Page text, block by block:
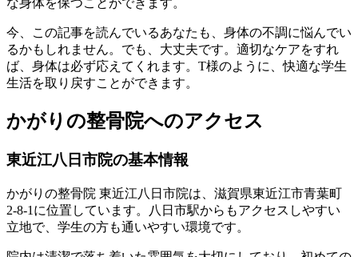
な身体を保つことができます。
今、この記事を読んでいるあなたも、身体の不調に悩んでい
るかもしれません。でも、大丈夫です。適切なケアをすれ
ば、身体は必ず応えてくれます。T様のように、快適な学生
生活を取り戻すことができます。
かがりの整骨院へのアクセス
東近江八日市院の基本情報
かがりの整骨院 東近江八日市院は、滋賀県東近江市青葉町
2-8-1に位置しています。八日市駅からもアクセスしやすい
立地で、学生の方も通いやすい環境です。